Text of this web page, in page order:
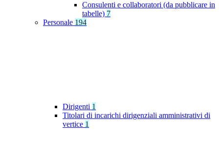
Consulenti e collaboratori (da pubblicare in
tabelle) 7
Personale 194
Dirigenti 1
Titolari di incarichi dirigenziali amministrativi di
vertice 1